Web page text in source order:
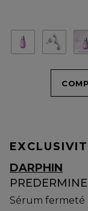
DARPHIN
PREDERMINE
Sérum fermeté